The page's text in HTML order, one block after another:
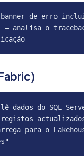
de erro
analisa o
dados do SQL
para o